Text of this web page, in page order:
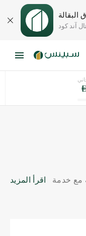
آند كود
مع خدمة
عن لحم
اقرأ المزيد